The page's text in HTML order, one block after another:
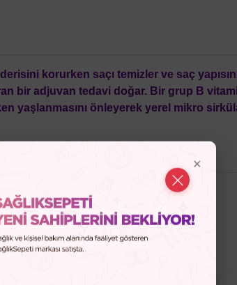
korurken saçı temizler ve saç
bir adjuvan tedavi doğar. Bir grup B
yaşlanmasını önleyerek yerel mikro
Düşünebilirsiniz